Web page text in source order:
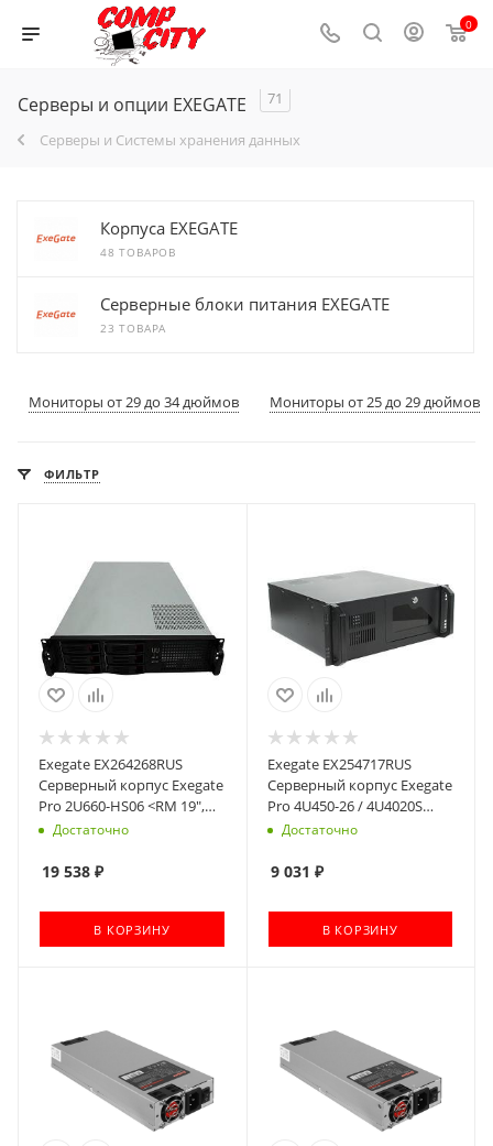
0
Серверы и опции EXEGATE 71
Серверы и Системы хранения данных
Корпуса EXEGATE
48 ТОВАРОВ
Серверные блоки питания EXEGATE
23 ТОВАРА
Мониторы от 29 до 34 дюймов Мониторы от 25 до 29 дюймов
ФИЛЬТР
Exegate EX264268RUS
Серверный корпус Exegate
Pro 2U660-HS06 <RM 19",
высота 2U, глубина 660,
Достаточно
19 538 ₽
В КОРЗИНУ
Exegate EX254717RUS
Серверный корпус Exegate
Pro 4U450-26 / 4U4020S
<RM 19", высота 4U,
Достаточно
9 031 ₽
В КОРЗИНУ